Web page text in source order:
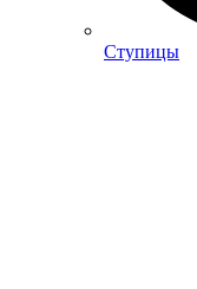
Ступицы